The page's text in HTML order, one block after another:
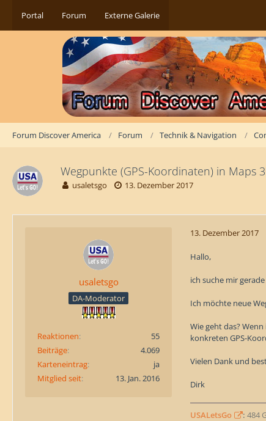
Portal Forum Externe Galerie
Forum Discover America Forum Technik & Navigation
Wegpunkte (GPS-Koordinaten) in Maps
usaletsgo 13. Dezember 2017
usaletsgo
DA-Moderator
Reaktionen
55
Beiträge
4.069
Karteneintrag
ja
Mitglied seit
13. Jan. 2016
13. Dezember 2017
Hallo,
ich suche mir
Ich möchte neue
Wie geht das?
konkreten GPS-
Vielen Dank und
Dirk
USALetsGo : 484